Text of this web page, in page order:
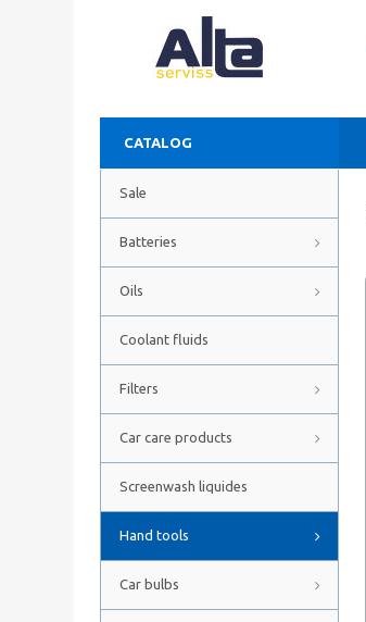
CATALOG
Sale
Batteries
Oils
Coolant fluids
Filters
Car care products
Screenwash liquides
Hand tools
Car bulbs